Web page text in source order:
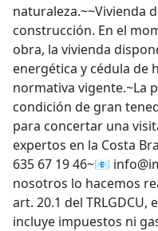
naturaleza.~~Vivienda
construcción. En el
obra, la vivienda
energética y cédula de
normativa vigente.~La
condición de gran
para concertar una
expertos en la Costa
635 67 19 46~📧
nosotros lo hacemos
art. 20.1 del
incluye impuestos ni